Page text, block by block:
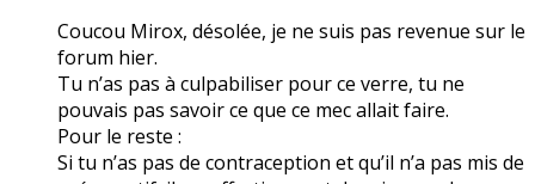
Coucou Mirox, désolée, je ne suis pas revenue sur le
forum hier.
Tu n’as pas à culpabiliser pour ce verre, tu ne
pouvais pas savoir ce que ce mec allait faire.
Pour le reste :
Si tu n’as pas de contraception et qu’il n’a pas mis de